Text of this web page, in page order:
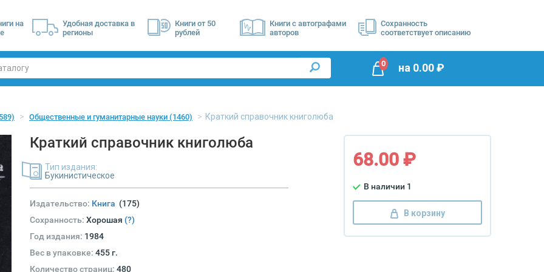
на
Удобная доставка в
регионы
Книги от 50
рублей
Книги с автографами
авторов
Сохранность
соответствует описанию
0 на 0.00₽
Общественные и гуманитарные науки (1460) Краткий справочник книголюба
68.00 ₽
В наличии 1
В корзину
Краткий справочник книголюба
Тип издания:
Букинистическое
Издательство: Книга (175)
Сохранность: Хорошая (?)
Год издания: 1984
Вес в упаковке: 455 г.
Количество страниц: 480